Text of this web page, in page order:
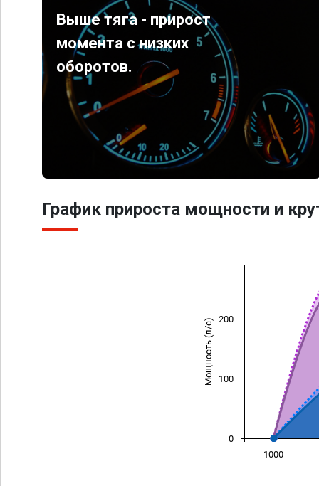
Выше тяга - прирост
момента с низких
оборотов.
График прироста мощности и
Мощность (л/с)
1000
0
100
200